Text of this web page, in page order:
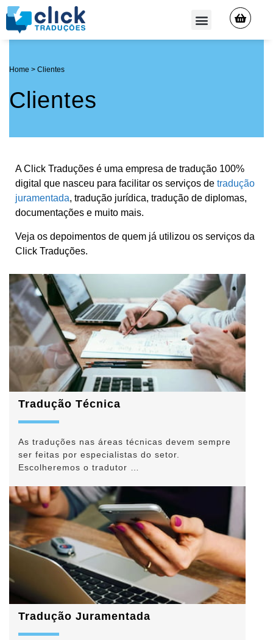
Home > Clientes
Clientes
A Click Traduções é uma empresa de tradução 100%
digital que nasceu para facilitar os serviços de tradução
juramentada, tradução jurídica, tradução de diplomas,
documentações e muito mais.
Veja os depoimentos de quem já utilizou os serviços da
Click Traduções.
Tradução Técnica
As traduções nas áreas técnicas devem sempre
ser feitas por especialistas do setor.
Escolheremos o tradutor …
Tradução Juramentada